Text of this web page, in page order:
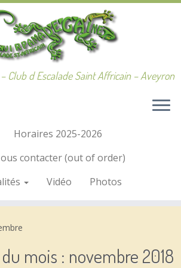
Club d Escalade Saint Affricain – Aveyron
Horaires 2025-2026
contacter (out of order)
Vidéo Photos
mois : novembre 2018